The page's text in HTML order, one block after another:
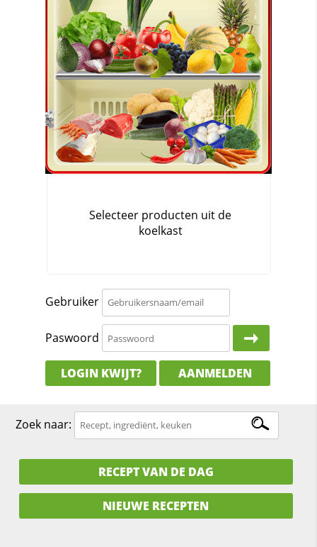
Gebruiker
Paswoord
LOGIN KWIJT? AANMELDEN
Zoek naar:
RECEPT VAN DE DAG
NIEUWE RECEPTEN